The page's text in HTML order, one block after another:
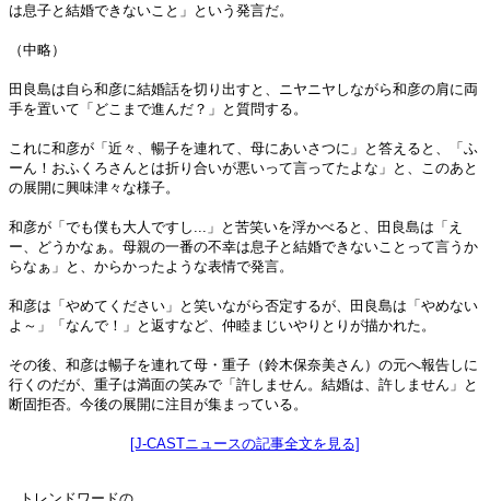
は息子と結婚できないこと」という発言だ。
（中略）
田良島は自ら和彦に結婚話を切り出すと、ニヤニヤしながら和彦の肩に両
手を置いて「どこまで進んだ？」と質問する。
これに和彦が「近々、暢子を連れて、母にあいさつに」と答えると、「ふ
ーん！おふくろさんとは折り合いが悪いって言ってたよな」と、このあと
の展開に興味津々な様子。
和彦が「でも僕も大人ですし...」と苦笑いを浮かべると、田良島は「え
ー、どうかなぁ。母親の一番の不幸は息子と結婚できないことって言うか
らなぁ」と、からかったような表情で発言。
和彦は「やめてください」と笑いながら否定するが、田良島は「やめない
よ～」「なんで！」と返すなど、仲睦まじいやりとりが描かれた。
その後、和彦は暢子を連れて母・重子（鈴木保奈美さん）の元へ報告しに
行くのだが、重子は満面の笑みで「許しません。結婚は、許しません」と
断固拒否。今後の展開に注目が集まっている。
[J-CASTニュースの記事全文を見る]